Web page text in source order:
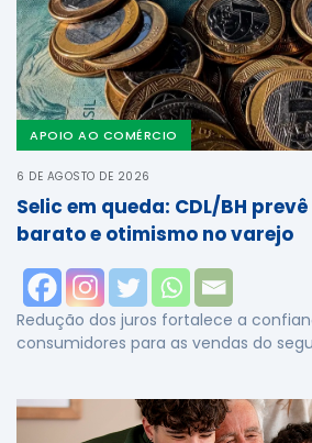
APOIO AO COMÉRCIO
6 DE AGOSTO DE 2026
Selic em queda: CDL/BH
barato e otimismo no varejo
Redução dos juros fortalece a
consumidores para as vendas do